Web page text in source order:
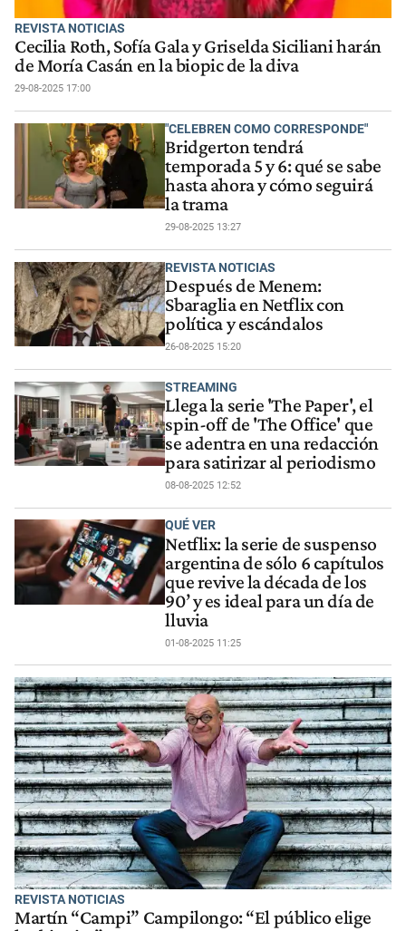
REVISTA NOTICIAS
Cecilia Roth, Sofía Gala y Griselda Siciliani harán
de Moría Casán en la biopic de la diva
29-08-2025 17:00
"CELEBREN COMO CORRESPONDE"
Bridgerton tendrá
temporada 5 y 6: qué se sabe
hasta ahora y cómo seguirá
la trama
29-08-2025 13:27
REVISTA NOTICIAS
Después de Menem:
Sbaraglia en Netflix con
política y escándalos
26-08-2025 15:20
STREAMING
Llega la serie 'The Paper', el
spin-off de 'The Office' que
se adentra en una redacción
para satirizar al periodismo
08-08-2025 12:52
QUÉ VER
Netflix: la serie de suspenso
argentina de sólo 6 capítulos
que revive la década de los
90’ y es ideal para un día de
lluvia
01-08-2025 11:25
REVISTA NOTICIAS
Martín “Campi” Campilongo: “El público elige